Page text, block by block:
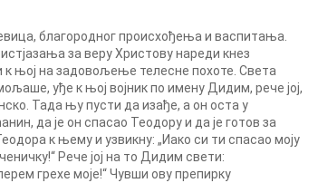
благородног происхођења и васпитања.
за веру Христову нареди кнез
њој на задовољење телесне похоте. Света
уђе к њој војник по имену Дидим, рече јој,
Тада њу пусти да изађе, а он оста у
да је он спасао Теодору и да је готов за
к њему и узвикну: „Иако си ти спасао моју
Рече јој на то Дидим свети:
грехе моје!“ Чувши ову препирку